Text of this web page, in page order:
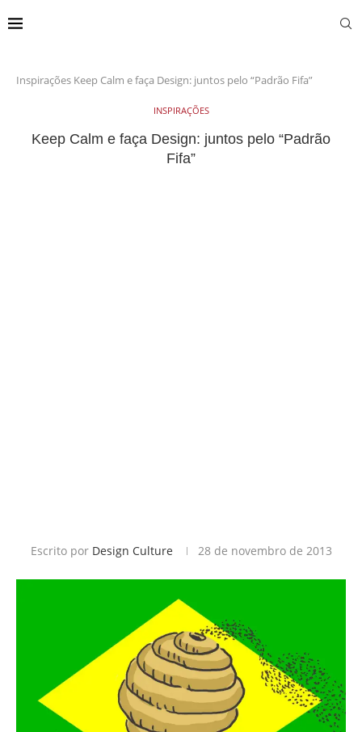
Inspirações Keep Calm e faça Design: juntos pelo “Padrão Fifa”
INSPIRAÇÕES
Keep Calm e faça Design: juntos pelo “Padrão
Fifa”
Escrito por Design Culture 28 de novembro de 2013